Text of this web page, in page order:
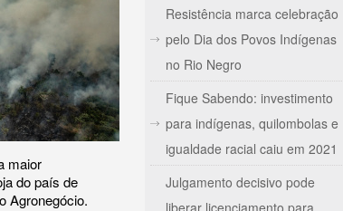
maior
do país de
Agronegócio.
Resistência marca celebração
pelo Dia dos Povos Indígenas
no Rio Negro
Fique Sabendo: investimento
para indígenas, quilombolas e
igualdade racial caiu em 2021
Julgamento decisivo pode